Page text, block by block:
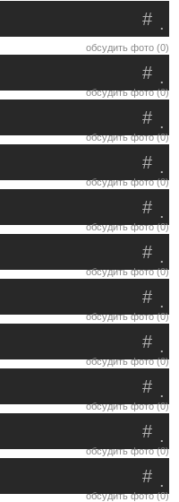
.
#
обсудить фото (0)
.
#
обсудить фото (0)
.
#
обсудить фото (0)
.
#
обсудить фото (0)
.
#
обсудить фото (0)
.
#
обсудить фото (0)
.
#
обсудить фото (0)
.
#
обсудить фото (0)
.
#
обсудить фото (0)
.
#
обсудить фото (0)
.
#
обсудить фото (0)